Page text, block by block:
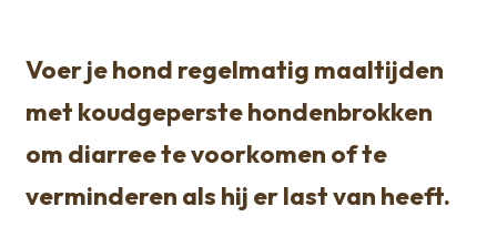
Voer je hond regelmatig maaltijden
met koudgeperste hondenbrokken
om diarree te voorkomen of te
verminderen als hij er last van heeft.